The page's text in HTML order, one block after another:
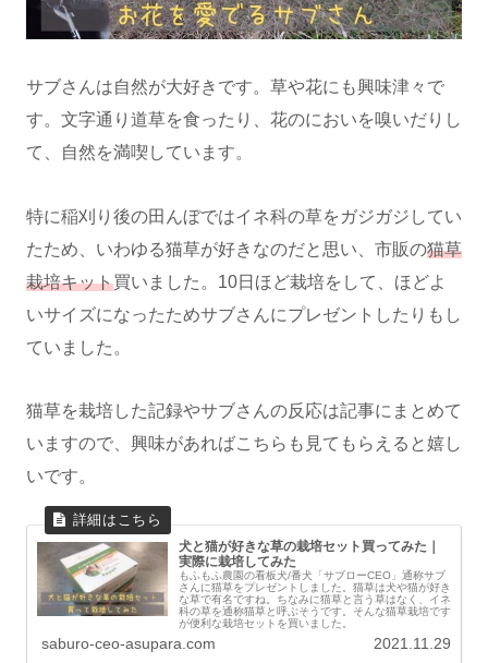
サブさんは自然が大好きです。草や花にも興味津々で
す。文字通り道草を食ったり、花のにおいを嗅いだりし
て、自然を満喫しています。
特に稲刈り後の田んぼではイネ科の草をガジガジしてい
たため、いわゆる猫草が好きなのだと思い、市販の猫草
栽培キット買いました。10日ほど栽培をして、ほどよ
いサイズになったためサブさんにプレゼントしたりもし
ていました。
猫草を栽培した記録やサブさんの反応は記事にまとめて
いますので、興味があればこちらも見てもらえると嬉し
いです。
犬と猫が好きな草の栽培セット買ってみた｜
実際に栽培してみた
もふもふ農園の看板犬/番犬「サブローCEO」通称サブ
さんに猫草をプレゼントしました。猫草は犬や猫が好き
な草で有名ですね。ちなみに猫草と言う草はなく、イネ
科の草を通称猫草と呼ぶそうです。そんな猫草栽培です
が便利な栽培セットを買いました。
saburo-ceo-asupara.com 2021.11.29